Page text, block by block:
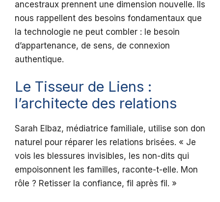
ancestraux prennent une dimension nouvelle. Ils
nous rappellent des besoins fondamentaux que
la technologie ne peut combler : le besoin
d’appartenance, de sens, de connexion
authentique.
Le Tisseur de Liens :
l’architecte des relations
Sarah Elbaz, médiatrice familiale, utilise son don
naturel pour réparer les relations brisées. « Je
vois les blessures invisibles, les non-dits qui
empoisonnent les familles, raconte-t-elle. Mon
rôle ? Retisser la confiance, fil après fil. »